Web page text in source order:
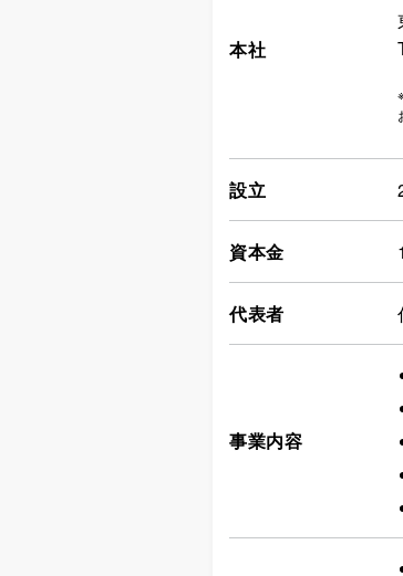
本社
設立
資本金
代表者
事業内容